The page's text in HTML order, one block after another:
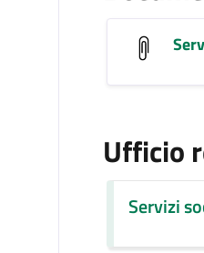
Ufficio
Servizi